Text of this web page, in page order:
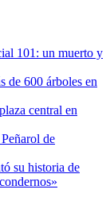
101: un muerto y
600 árboles en
central en
de
su historia de